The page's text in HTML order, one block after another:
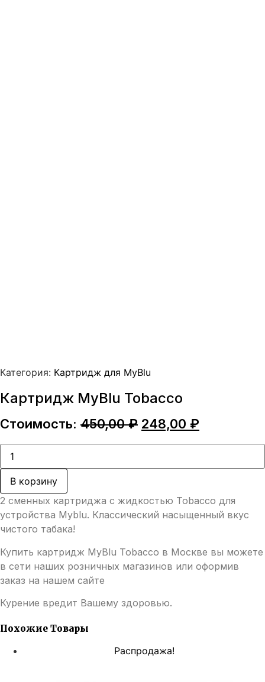
Категория: Картридж для MyBlu
Картридж MyBlu Tobacco
Стоимость: 450,00₽ Первоначальная
составляла
248,00 ₽
248,00 ₽.
Количество
товара
Картридж
MyBlu
Tobacco
В корзину
2 сменных картриджа с жидкостью Tobacco для
устройства Myblu. Классический насыщенный вкус
чистого табака!
Купить картридж MyBlu Tobacco в Москве вы можете
в сети наших розничных магазинов или оформив
заказ на нашем сайте
Курение вредит Вашему здоровью.
Похожие Товары
Распродажа!